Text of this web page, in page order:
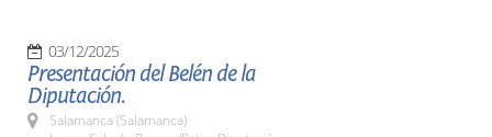
03/12/2025
Presentación del Belén de la
Diputación.
Salamanca (Salamanca)